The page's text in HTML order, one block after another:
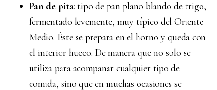
Pan de pita: tipo de pan plano blando de trigo,
fermentado levemente, muy típico del Oriente
Medio. Éste se prepara en el horno y queda con
el interior hueco. De manera que no solo se
utiliza para acompañar cualquier tipo de
comida, sino que en muchas ocasiones se